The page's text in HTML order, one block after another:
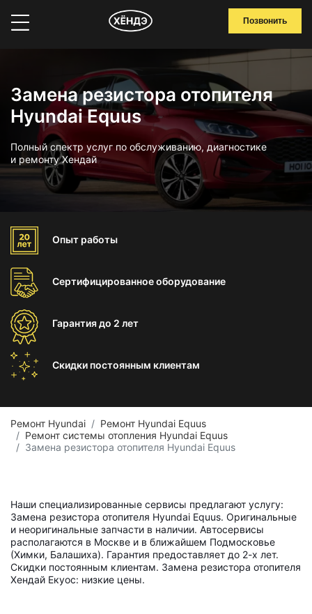
Позвонить
Замена резистора отопителя
Hyundai Equus
Полный спектр услуг по обслуживанию, диагностике
и ремонту Хендай
Опыт работы
Сертифицированноеоборудование
Гарантиядо 2 лет
Скидки постоянным клиентам
Ремонт Hyundai
Ремонт Hyundai Equus
Ремонт системы отопления Hyundai Equus
Замена резистора отопителя Hyundai Equus
Наши специализированные сервисы предлагают услугу:
Замена резистора отопителя Hyundai Equus. Оригинальные
и неоригинальные запчасти в наличии. Автосервисы
располагаются в Москве и в ближайшем Подмосковье
(Химки, Балашиха). Гарантия предоставляет до 2-х лет.
Скидки постоянным клиентам. Замена резистора отопителя
Хендай Екуос: низкие цены.